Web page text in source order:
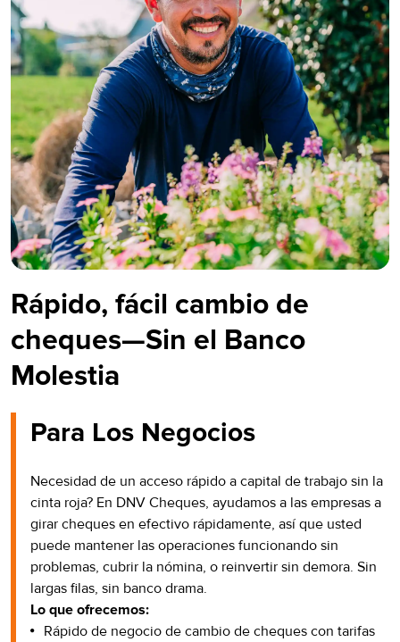
Rápido, fácil cambio de
cheques—Sin el Banco
Molestia
Para Los Negocios
Necesidad de un acceso rápido a capital de trabajo sin la
cinta roja? En DNV Cheques, ayudamos a las empresas a
girar cheques en efectivo rápidamente, así que usted
puede mantener las operaciones funcionando sin
problemas, cubrir la nómina, o reinvertir sin demora. Sin
largas filas, sin banco drama.
Lo que ofrecemos:
Rápido de negocio de cambio de cheques con tarifas